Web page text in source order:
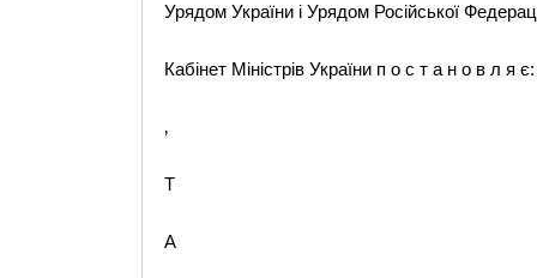
Урядом України і Урядом Російської
Кабінет Міністрів України п о с т а н о в л я є:
‚
T
A